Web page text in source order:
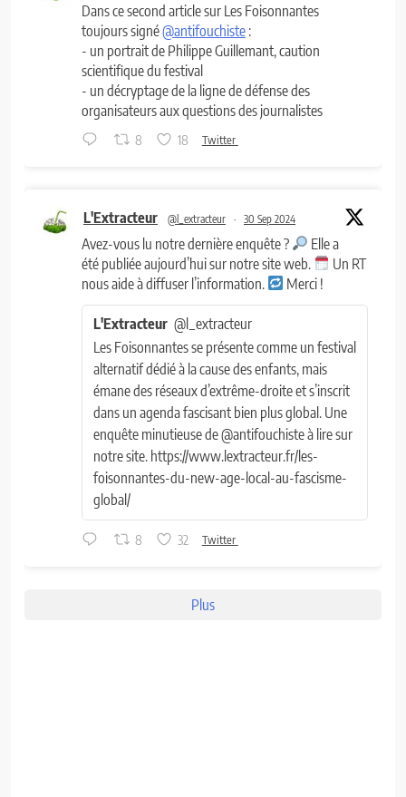
Dans ce second article sur Les Foisonnantes
toujours signé@antifouchiste :
- un portrait de Philippe Guillemant, caution
scientifique du festival
- un décryptage de la ligne de défense des
organisateurs aux questions des journalistes
8 18 Twitter
L'Extracteur @l_extracteur · 30 Sep 2024
Avez-vous lu notre dernière enquête ?
Elle a
été publiée aujourd’hui sur notre site web.
Un RT
nous aide à diffuser l’information.
Merci !
L'Extracteur @l_extracteur
Les Foisonnantes se présente comme un festival
alternatif dédié à la cause des enfants, mais
émane des réseaux d’extrême-droite et s’inscrit
dans un agenda fascisant bien plus global. Une
enquête minutieuse de @antifouchiste à lire sur
notre site. https://www.lextracteur.fr/les-
foisonnantes-du-new-age-local-au-fascisme-
global/
8 32 Twitter
Plus